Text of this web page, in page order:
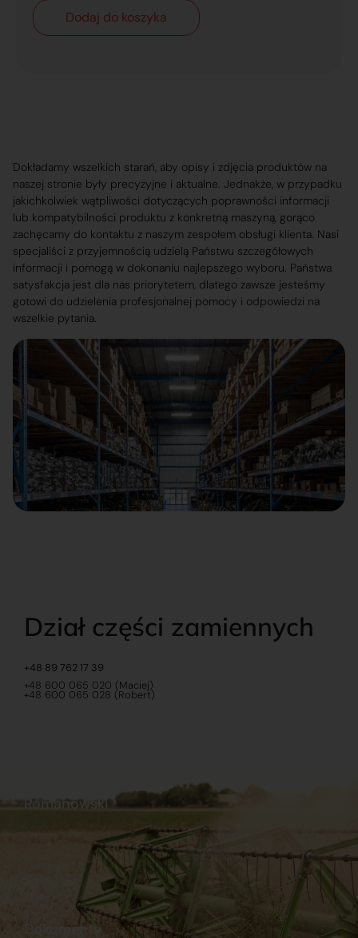
Dodaj do koszyka
Dokładamy wszelkich starań, aby opisy i zdjęcia produktów na
naszej stronie były precyzyjne i aktualne. Jednakże, w przypadku
jakichkolwiek wątpliwości dotyczących poprawności informacji
lub kompatybilności produktu z konkretną maszyną, gorąco
zachęcamy do kontaktu z naszym zespołem obsługi klienta. Nasi
specjaliści z przyjemnością udzielą Państwu szczegółowych
informacji i pomogą w dokonaniu najlepszego wyboru. Państwa
satysfakcja jest dla nas priorytetem, dlatego zawsze jesteśmy
gotowi do udzielenia profesjonalnej pomocy i odpowiedzi na
wszelkie pytania.
Dział części zamiennych
+48 89 762 17 39
+48 600 065 020 (Maciej)
+48 600 065 028 (Robert)
Dokumenty
Romanowski
Sklep internetowy
Praca
Ubezpieczenia